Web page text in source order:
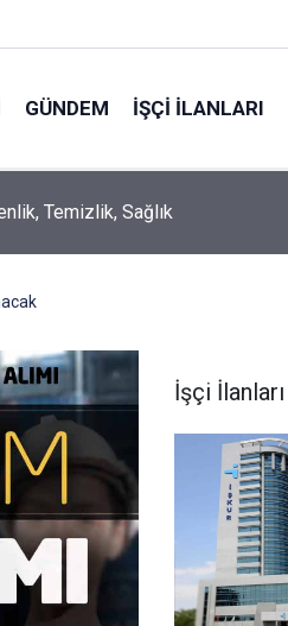
GÜNDEM İŞÇI İLANLARI
Temizlik, Sağlık
İşçi İlanları